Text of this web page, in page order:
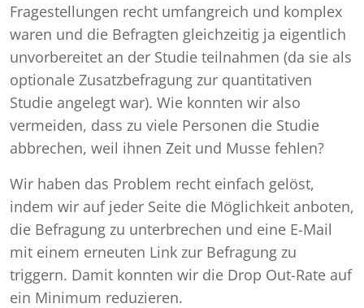
Fragestellungen recht umfangreich und komplex
waren und die Befragten gleichzeitig ja eigentlich
unvorbereitet an der Studie teilnahmen (da sie als
optionale Zusatzbefragung zur quantitativen
Studie angelegt war). Wie konnten wir also
vermeiden, dass zu viele Personen die Studie
abbrechen, weil ihnen Zeit und Musse fehlen?
Wir haben das Problem recht einfach gelöst,
indem wir auf jeder Seite die Möglichkeit anboten,
die Befragung zu unterbrechen und eine E-Mail
mit einem erneuten Link zur Befragung zu
triggern. Damit konnten wir die Drop Out-Rate auf
ein Minimum reduzieren.